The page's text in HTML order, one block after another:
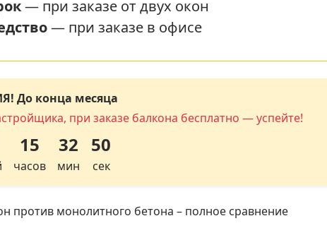
— при заказе от двух окон
— при заказе в офисе
До конца месяца
при заказе балкона бесплатно — успейте!
15
часов
32
мин
50
сек
против монолитного бетона – полное сравнение